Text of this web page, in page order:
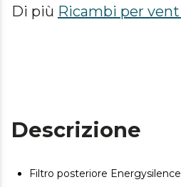
Di più Ricambi per
Descrizione
Filtro posteriore